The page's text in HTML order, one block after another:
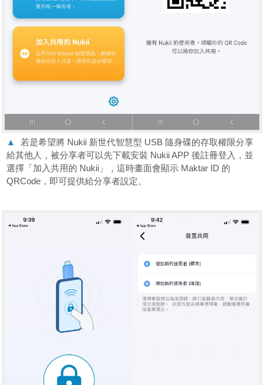
▲
若是希望將 Nukii 新世代智慧型 USB 隨身碟的存取權限分享
給其他人，被分享者可以先下載安裝 Nukii APP 後註冊登入，並
選擇「加入共用的 Nukii」，這時畫面會顯示 Maktar ID 的
QRCode，即可提供給分享者設定。